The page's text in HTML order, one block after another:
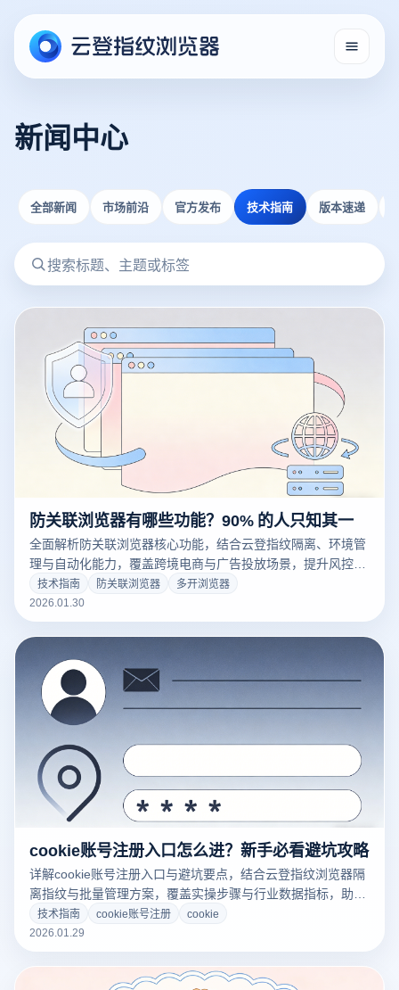
新闻中心
全部新闻 市场前沿 官方发布 技术指南 版本速递
防关联浏览器有哪些功能？90% 的人只知其一
全面解析防关联浏览器核心功能，结合云登指纹隔离、环境管
理与自动化能力，覆盖跨境电商与广告投放场景，提升风控通
过率，稳定可靠，立即了解并免费试用。
技术指南 防关联浏览器
多开浏览器
2026.01.30
cookie账号注册入口怎么进？新手必看避坑攻略
详解cookie账号注册入口与避坑要点，结合云登指纹浏览器隔
离指纹与批量管理方案，覆盖实操步骤与行业数据指标，助力
新手安全高效运营，符合合规与风控标准，持续稳定增长表现
更优
技术指南 cookie账号注册
cookie
2026.01.29